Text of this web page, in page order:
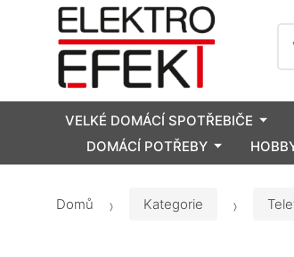
VELKÉ DOMÁCÍ SPOTŘEBIČE
DOMÁCÍ POTŘEBY
Domů Kategorie